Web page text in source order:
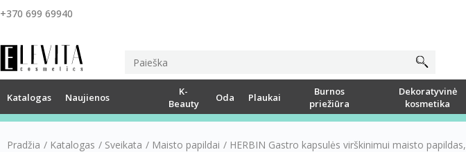
+370 699 69940
Katalogas Naujienos
K-
Beauty
Oda Plaukai
Burnos
priežiūra
Dekoratyvinė
kosmetika
Pradžia / Katalogas / Sveikata / Maisto papildai / HERBIN Gastro kapsulės virškinimui maisto